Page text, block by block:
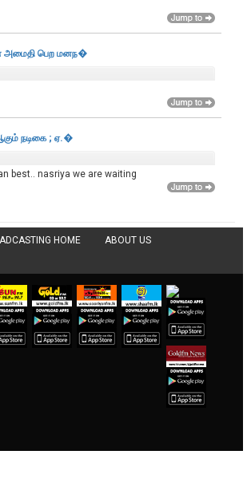
அமைதி பெற‌ மனந�
நடிகை ; ஏ.�
best.. nasriya we are waiting
HOME ABOUT US